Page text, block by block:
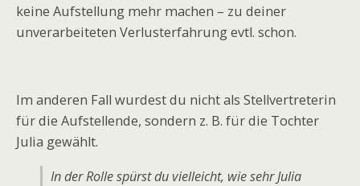
keine Aufstellung mehr machen – zu deiner
unverarbeiteten Verlusterfahrung evtl. schon.
Im anderen Fall wurdest du nicht als Stellvertreterin
für die Aufstellende, sondern z. B. für die Tochter
Julia gewählt.
In der Rolle spürst du vielleicht, wie sehr Julia